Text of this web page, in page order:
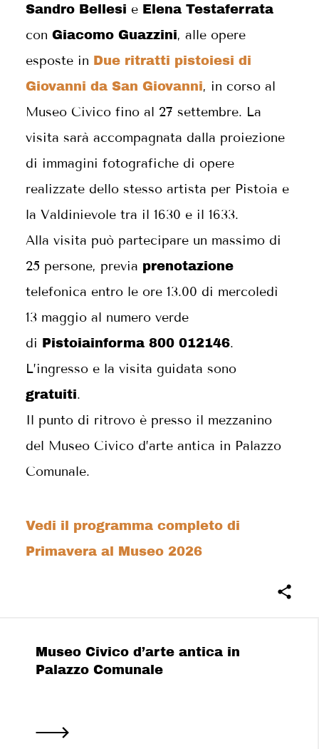
Sandro Bellesi e Elena Testaferrata
con Giacomo Guazzini, alle opere
esposte in Due ritratti pistoiesi di
Giovanni da San Giovanni, in corso al
Museo Civico fino al 27 settembre. La
visita sarà accompagnata dalla proiezione
di immagini fotografiche di opere
realizzate dello stesso artista per Pistoia e
la Valdinievole tra il 1630 e il 1633.
Alla visita può partecipare un massimo di
25 persone, previa prenotazione
telefonica entro le ore 13.00 di mercoledì
13 maggio al numero verde
di Pistoiainforma 800 012146.
L’ingresso e la visita guidata sono
gratuiti.
Il punto di ritrovo è presso il mezzanino
del Museo Civico d’arte antica in Palazzo
Comunale.
Vedi il programma completo di
Primavera al Museo 2026
Museo Civico d’arte antica in
Palazzo Comunale